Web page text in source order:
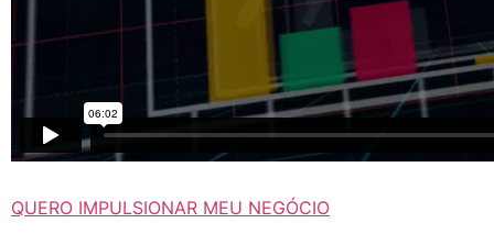
QUERO IMPULSIONAR MEU NEGÓCIO